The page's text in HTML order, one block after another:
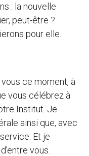
: la nouvelle
peut-être ?
pour elle.
ce moment, à
vous célébrez à
Institut. Je
ainsi que, avec
Et je
vous.